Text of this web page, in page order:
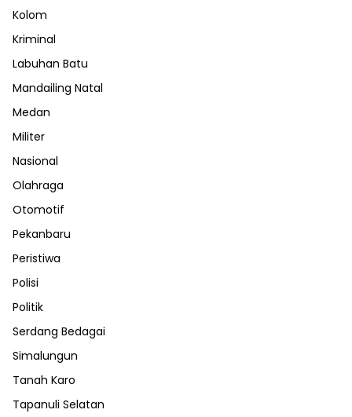
Kolom
Kriminal
Labuhan Batu
Mandailing Natal
Medan
Militer
Nasional
Olahraga
Otomotif
Pekanbaru
Peristiwa
Polisi
Politik
Serdang Bedagai
Simalungun
Tanah Karo
Tapanuli Selatan